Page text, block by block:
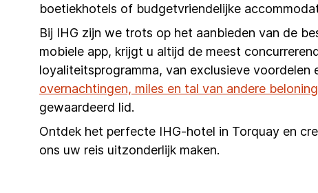
boetiekhotels of budgetvriendelijke
Bij IHG zijn we trots op het aanbieden van de
mobiele app, krijgt u altijd de meest
loyaliteitsprogramma, van exclusieve
overnachtingen, miles en tal van andere
gewaardeerd lid.
Ontdek het perfecte IHG-hotel in Torquay en
ons uw reis uitzonderlijk maken.